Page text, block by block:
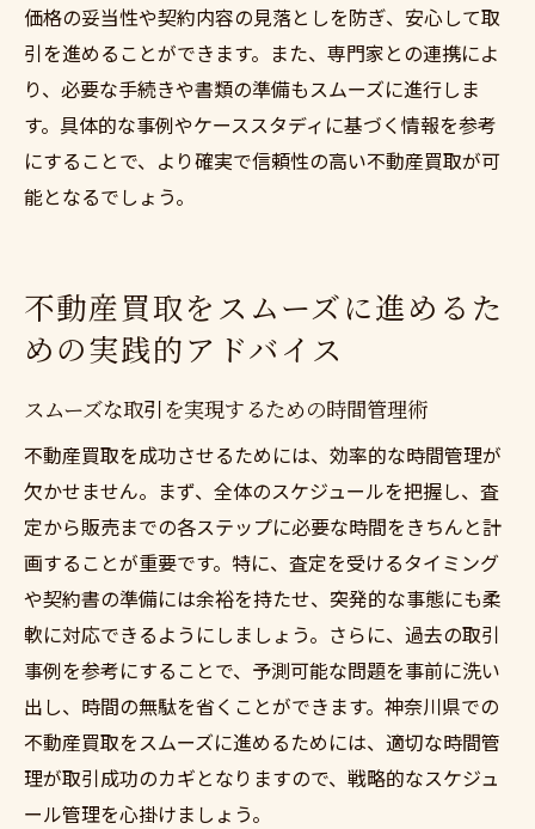
価格の妥当性や契約内容の見落としを防ぎ、安心して取
引を進めることができます。また、専門家との連携によ
り、必要な手続きや書類の準備もスムーズに進行しま
す。具体的な事例やケーススタディに基づく情報を参考
にすることで、より確実で信頼性の高い不動産買取が可
能となるでしょう。
不動産買取をスムーズに進めるた
めの実践的アドバイス
スムーズな取引を実現するための時間管理術
不動産買取を成功させるためには、効率的な時間管理が
欠かせません。まず、全体のスケジュールを把握し、査
定から販売までの各ステップに必要な時間をきちんと計
画することが重要です。特に、査定を受けるタイミング
や契約書の準備には余裕を持たせ、突発的な事態にも柔
軟に対応できるようにしましょう。さらに、過去の取引
事例を参考にすることで、予測可能な問題を事前に洗い
出し、時間の無駄を省くことができます。神奈川県での
不動産買取をスムーズに進めるためには、適切な時間管
理が取引成功のカギとなりますので、戦略的なスケジュ
ール管理を心掛けましょう。